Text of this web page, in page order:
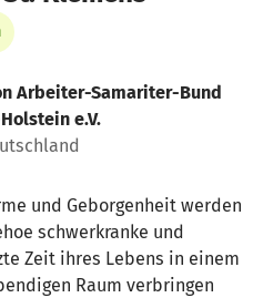
Arbeiter-Samariter-Bund
e.V.
und Geborgenheit werden
schwerkranke und
Zeit ihres Lebens in einem
Raum verbringen